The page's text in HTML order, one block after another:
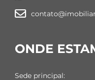
ONDE
Sede principal: